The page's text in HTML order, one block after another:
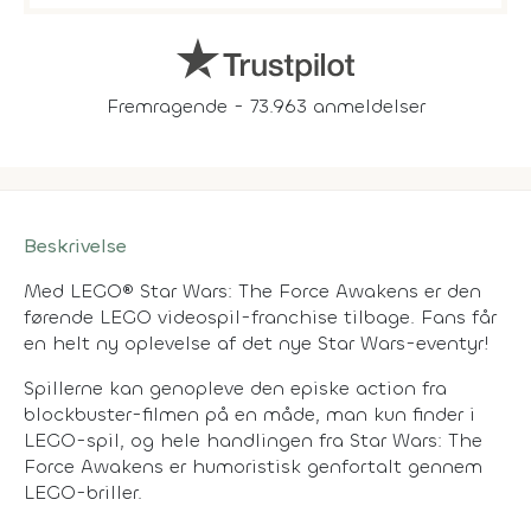
Fremragende - 73.963 anmeldelser
Beskrivelse
Med LEGO® Star Wars: The Force Awakens er den
førende LEGO videospil-franchise tilbage. Fans får
en helt ny oplevelse af det nye Star Wars-eventyr!
Spillerne kan genopleve den episke action fra
blockbuster-filmen på en måde, man kun finder i
LEGO-spil, og hele handlingen fra Star Wars: The
Force Awakens er humoristisk genfortalt gennem
LEGO-briller.